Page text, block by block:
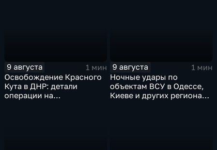
9 августа
1 мин
Освобождение Красного
Кута в ДНР: детали
операции на
9 августа
1 мин
Ночные удары по
объектам ВСУ в Одессе,
Киеве и других регионах